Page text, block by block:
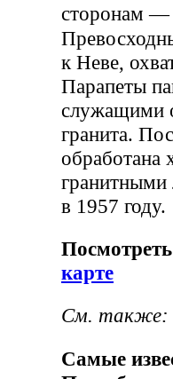
сторонам —
к Неве,
Парапеты
служащими
гранита.
обработана
в 1957 году.
карте
См. также:
Самые